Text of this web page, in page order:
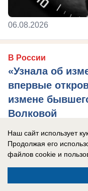
06.08.2026
В России
«Узнала об
впервые
измене
Волковой
Певицу до
переживать не о
Наш сайт использует
Продолжая его
файлов cookie и